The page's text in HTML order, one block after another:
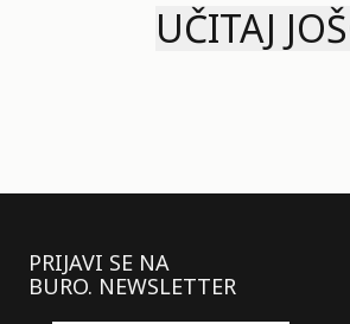
UČITAJ JOŠ
PRIJAVI SE NA
BURO. NEWSLETTER